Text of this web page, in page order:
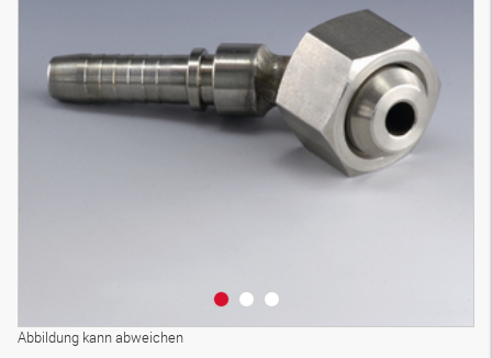
Abbildung kann abweichen
3D Modell